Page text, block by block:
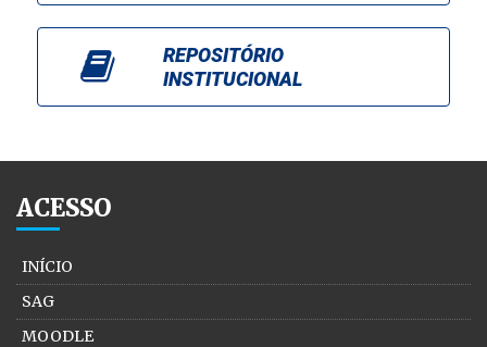
REPOSITÓRIO
INSTITUCIONAL
ACESSO
INÍCIO
SAG
MOODLE